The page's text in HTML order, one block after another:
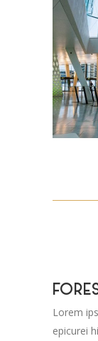
Lorem
epicurei